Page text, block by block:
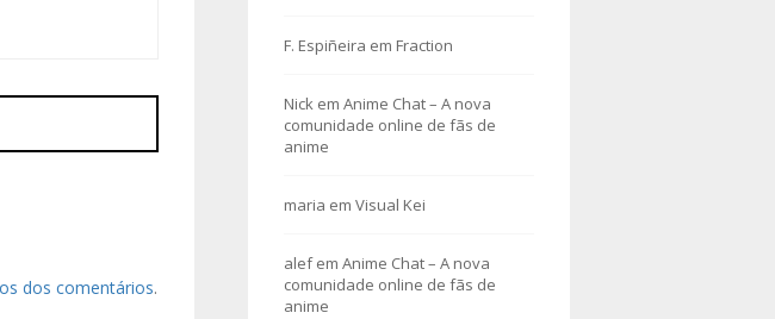
dos comentários.
F. Espiñeira em Fraction
Nick em Anime Chat – A nova
comunidade online de fãs de
anime
maria em Visual Kei
alefem Anime Chat – A nova
comunidade online de fãs de
anime